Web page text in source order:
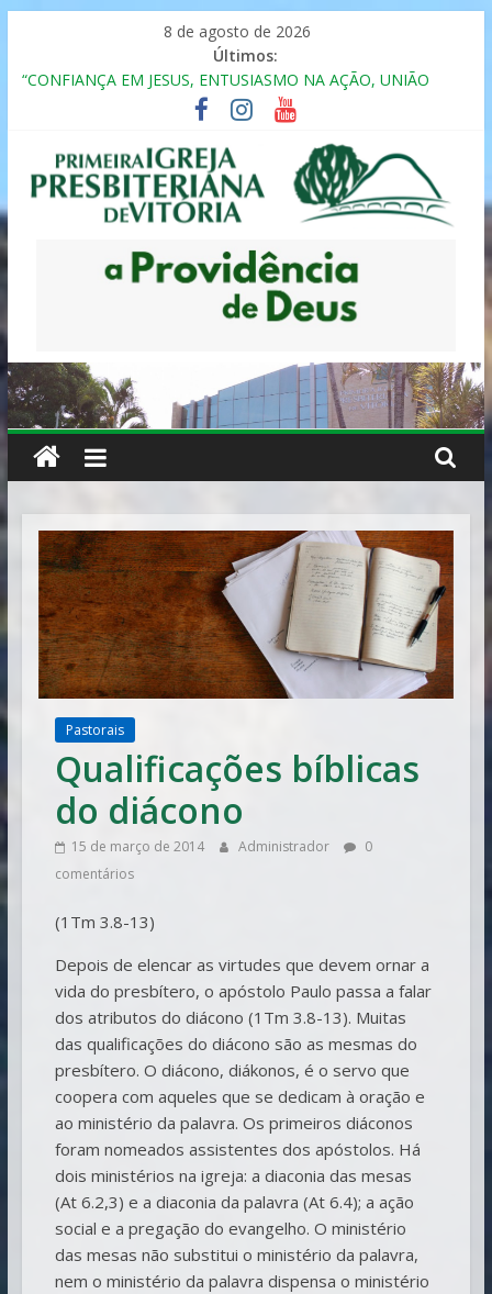
8 de agosto de 2026
Últimos:
“CONFIANÇA EM JESUS, ENTUSIASMO NA AÇÃO, UNIÃO
Seminário da Família 2025
Formação em Inclusão, Ensino e Relacionamento com
Pessoas Atípicas
12º ENCONTRO DE CASAIS
MULHER PRESBITERIANA
Primeira
Presbiteriana
de
Vitória
Pastorais
Qualificações bíblicas
do diácono
15 de março de 2014 Administrador
0
comentários
(1Tm 3.8-13)
Depois de elencar as virtudes que devem ornar a
vida do presbítero, o apóstolo Paulo passa a falar
dos atributos do diácono (1Tm 3.8-13). Muitas
das qualificações do diácono são as mesmas do
presbítero. O diácono, diákonos, é o servo que
coopera com aqueles que se dedicam à oração e
ao ministério da palavra. Os primeiros diáconos
foram nomeados assistentes dos apóstolos. Há
dois ministérios na igreja: a diaconia das mesas
(At 6.2,3) e a diaconia da palavra (At 6.4); a ação
social e a pregação do evangelho. O ministério
das mesas não substitui o ministério da palavra,
nem o ministério da palavra dispensa o ministério